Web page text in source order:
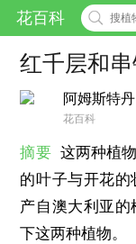
花百科
红千层和
阿姆斯特丹
花百科
摘要 这两种植
的叶子与开花
产自澳大利亚
下这两种植物。